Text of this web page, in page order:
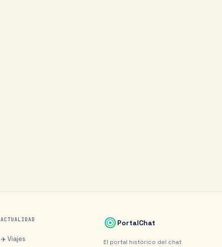
ACTUALIDAD
✈️ Viajes
PortalChat
El portal histórico del chat